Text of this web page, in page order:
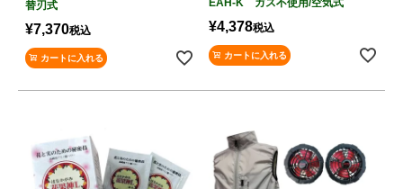
替刃式
¥7,370税込
カートに入れる
¥4,378税込
カートに入れる